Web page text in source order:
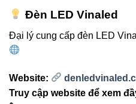
chiếu:
đỉnh cây, mảng tường
điểm nhấn kiến trúc
Đèn LED Vinaled
Đại lý cung cấp đèn LED
Website:
Truy cập website để xem